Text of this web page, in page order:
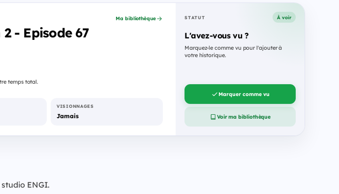
- Episode 67
Ma bibliothèque
temps total.
VISIONNAGES
Jamais
STATUT À voir
L'avez-vous vu ?
Marquez-le comme vu pour l'ajouter à
votre historique.
Marquer comme vu
Voir ma bibliothèque
ENGI.